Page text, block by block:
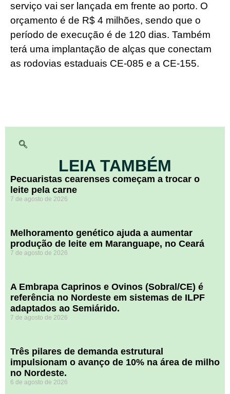
serviço vai ser lançada em frente ao porto. O
orçamento é de R$ 4 milhões, sendo que o
período de execução é de 120 dias. Também
terá uma implantação de alças que conectam
as rodovias estaduais CE-085 e a CE-155.
LEIA TAMBÉM
Pecuaristas cearenses começam a trocar o
leite pela carne
7 de agosto de 2026
Melhoramento genético ajuda a aumentar
produção de leite em Maranguape, no Ceará
7 de agosto de 2026
A Embrapa Caprinos e Ovinos (Sobral/CE) é
referência no Nordeste em sistemas de ILPF
adaptados ao Semiárido.
7 de agosto de 2026
​Três pilares de demanda estrutural
impulsionam o avanço de 10% na área de milho
no Nordeste.
6 de agosto de 2026